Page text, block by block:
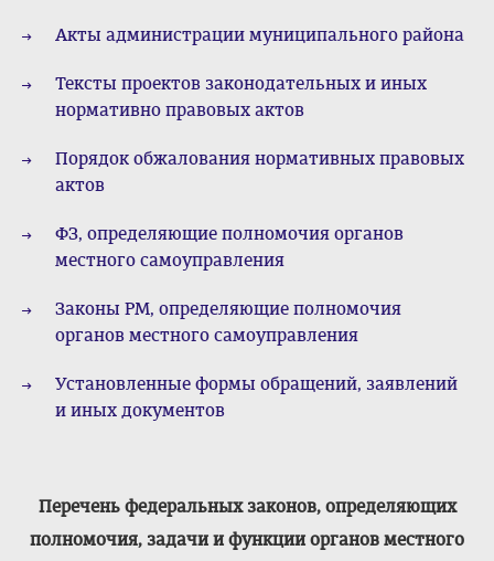
Акты администрации муниципального района
Тексты проектов законодательных и иных
нормативно правовых актов
Порядок обжалования нормативных правовых
актов
ФЗ, определяющие полномочия органов
местного самоуправления
Законы РМ, определяющие полномочия
органов местного самоуправления
Установленные формы обращений, заявлений
и иных документов
Перечень федеральных законов, определяющих
полномочия, задачи и функции органов местного